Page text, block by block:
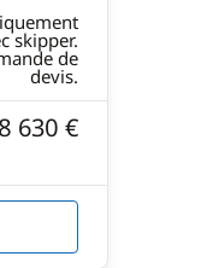
skipper.
de
devis.
630 €